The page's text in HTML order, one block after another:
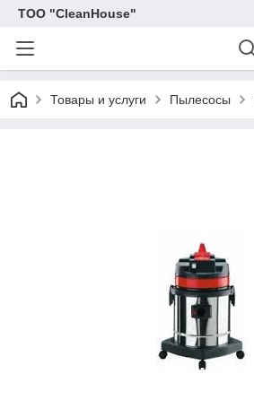
ТОО "CleanHouse"
Товары и услуги Пылесосы